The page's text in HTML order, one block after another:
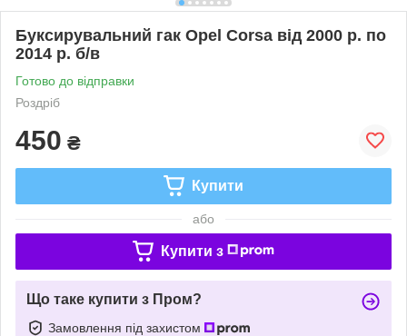
Буксирувальний гак Opel Corsa від 2000 р. по
2014 р. б/в
Готово до відправки
Роздріб
450 ₴
Купити
або
Купити з
Що таке купити з Пром?
Замовлення під захистом